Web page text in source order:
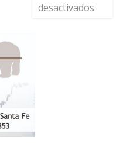
desactivados